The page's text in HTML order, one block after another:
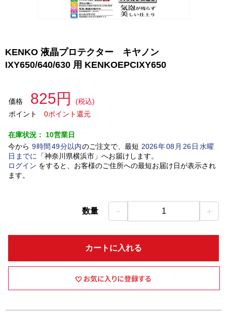
KENKO 液晶プロテクター キヤノン
IXY650/640/630 用 KENKOEPCIXY650
価格 825円
(税込)
ポイント
0ポイント還元
在庫状況： 10営業日
今から 9時間 49分以内のご注文で、最短 2026年08 月 26日水曜
日 までに 「神奈川県横浜市」 へお届けします。
ログイン をすると、お客様のご住所への最短お届け日が表示され
ます。
数量 － 1 ＋
カートに入れる